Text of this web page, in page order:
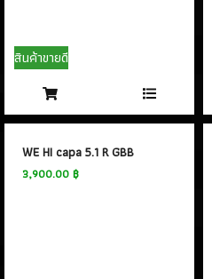
สินค้าขายดี
WE HI capa 5.1 R GBB
3,900.00 ฿